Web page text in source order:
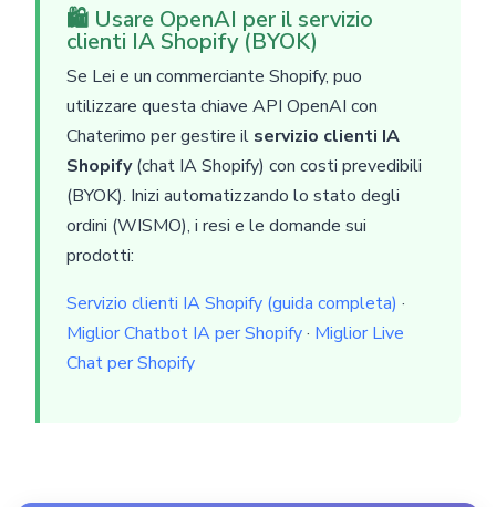
🛍️ Usare OpenAI per il servizio
clienti IA Shopify (BYOK)
Se Lei e un commerciante Shopify, puo
utilizzare questa chiave API OpenAI con
Chaterimo per gestire il servizio clienti IA
Shopify(chat IA Shopify) con costi prevedibili
(BYOK). Inizi automatizzando lo stato degli
ordini (WISMO), i resi e le domande sui
prodotti:
Servizio clienti IA Shopify (guida completa) ·
Miglior Chatbot IA per Shopify· Miglior Live
Chat per Shopify